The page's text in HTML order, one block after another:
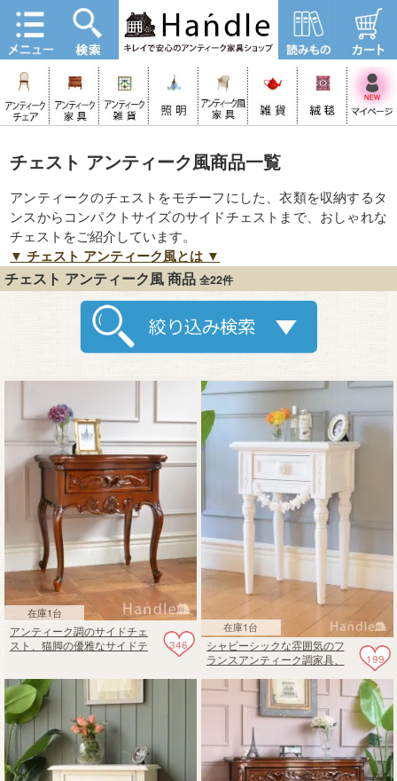
チェスト アンティーク風商品一覧
アンティークのチェストをモチーフにした、衣類を収納するタ
ンスからコンパクトサイズのサイドチェストまで、おしゃれな
チェストをご紹介しています。
▼ チェスト アンティーク風とは ▼
チェスト アンティーク風 商品 全22件
在庫1台
346
アンティーク調のサイドチェ
スト、猫脚の優雅なサイドテ
在庫1台
199
シャビーシックな雰囲気のフ
ランスアンティーク調家具、
ェスト